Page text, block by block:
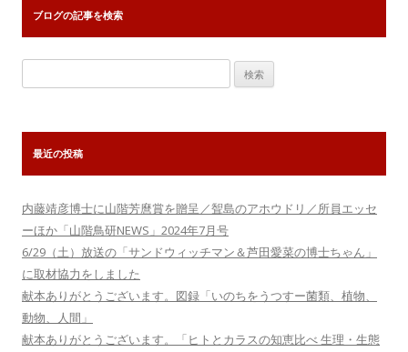
ブログの記事を検索
索:
最近の投稿
内藤靖彦博士に山階芳麿賞を贈呈／聟島のアホウドリ／所員エッセ
ーほか「山階鳥研NEWS」2024年7月号
6/29（土）放送の「サンドウィッチマン＆芦田愛菜の博士ちゃん」
に取材協力をしました
献本ありがとうございます。図録「いのちをうつすー菌類、植物、
動物、人間」
献本ありがとうございます。「ヒトとカラスの知恵比べ 生理・生態